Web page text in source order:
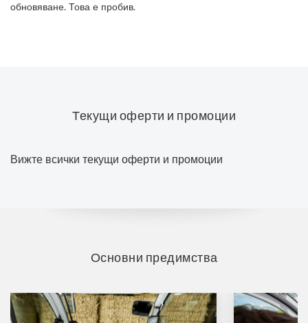
обновяване. Това е пробив.
Текущи оферти и промоции
Вижте всички текущи оферти и промоции
Основни предимства